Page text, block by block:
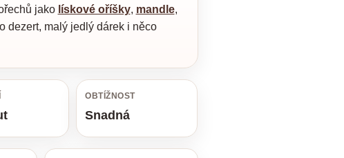
jako lískové oříšky, mandle,
dezert, malý jedlý dárek i něco
OBTÍŽNOST
Snadná